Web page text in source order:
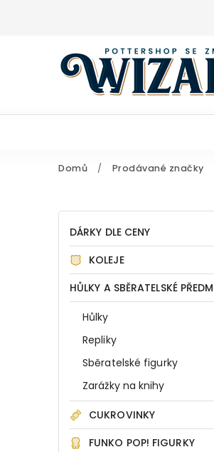
Domů / Prodávané značky
DÁRKY DLE CENY
KOLEJE
HŮLKY A SBĚRATELSKÉ
Hůlky
Repliky
Sběratelské figurky
Zarážky na knihy
CUKROVINKY
FUNKO POP! FIGURKY